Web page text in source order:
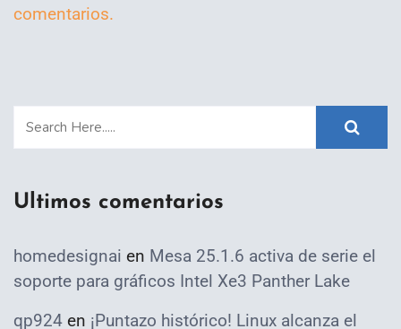
comentarios.
Ultimos comentarios
homedesignai en Mesa 25.1.6 activa de serie el
soporte para gráficos Intel Xe3 Panther Lake
qp924 en ¡Puntazo histórico! Linux alcanza el